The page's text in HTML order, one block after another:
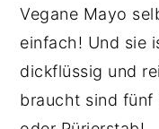
Vegane Mayo
einfach! Und sie
dickflüssig und
braucht sind fünf